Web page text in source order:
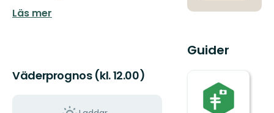
Läs mer
Väderprognos (kl. 12.00)
Guider